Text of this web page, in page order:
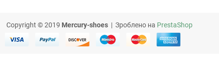
Copyright © 2019 Mercury-shoes | Зроблено на PrestaShop